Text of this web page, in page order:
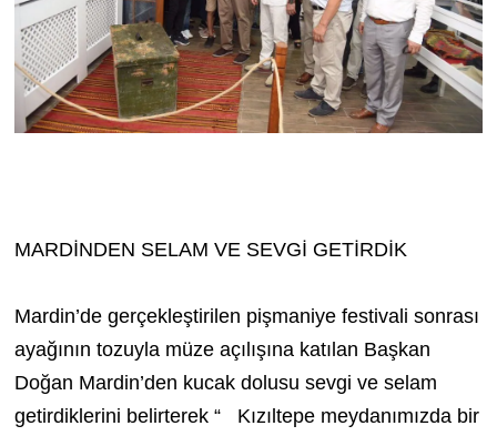
MARDİNDEN SELAM VE SEVGİ GETİRDİK
Mardin’de gerçekleştirilen pişmaniye festivali sonrası
ayağının tozuyla müze açılışına katılan Başkan
Doğan Mardin’den kucak dolusu sevgi ve selam
getirdiklerini belirterek “ Kızıltepe meydanımızda bir